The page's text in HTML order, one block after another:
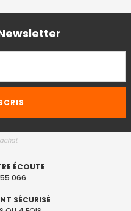
ÉCOUTE
066
SÉCURISÉ